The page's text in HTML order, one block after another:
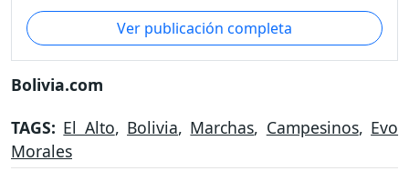
Ver publicación completa
Bolivia.com
TAGS: El Alto, Bolivia, Marchas, Campesinos, Evo
Morales